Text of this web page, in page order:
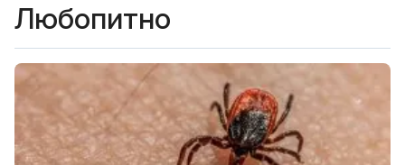
Любопитно